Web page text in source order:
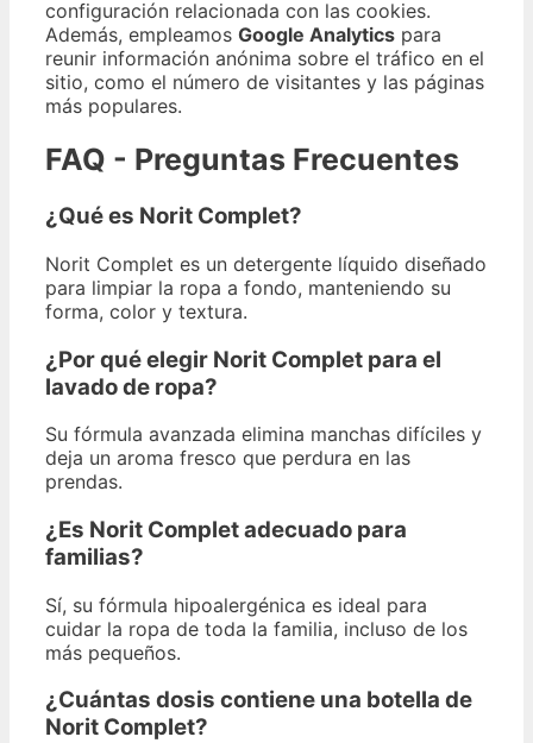
configuración relacionada con las cookies.
Además, empleamos Google Analytics para
reunir información anónima sobre el tráfico en el
sitio, como el número de visitantes y las páginas
más populares.
FAQ - Preguntas Frecuentes
¿Qué es Norit Complet?
Norit Complet es un detergente líquido diseñado
para limpiar la ropa a fondo, manteniendo su
forma, color y textura.
¿Por qué elegir Norit Complet para el
lavado de ropa?
Su fórmula avanzada elimina manchas difíciles y
deja un aroma fresco que perdura en las
prendas.
¿Es Norit Complet adecuado para
familias?
Sí, su fórmula hipoalergénica es ideal para
cuidar la ropa de toda la familia, incluso de los
más pequeños.
¿Cuántas dosis contiene una botella de
Norit Complet?